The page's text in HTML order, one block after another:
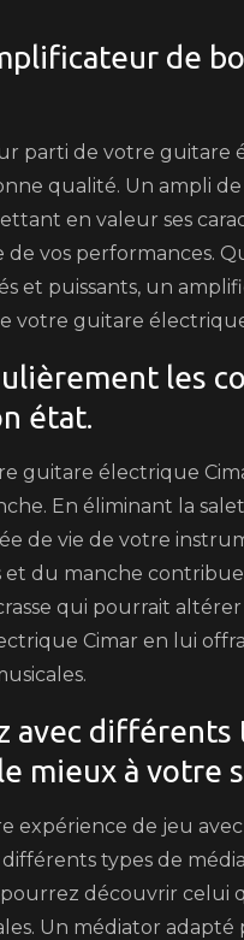
de
parti de votre guitare
qualité. Un ampli
en valeur ses
vos performances.
et puissants, un
votre guitare
les
état.
guitare électrique
En éliminant la
de vie de votre
et du manche
qui pourrait
Cimar en lui
avec
mieux à votre
expérience de jeu
types de
découvrir celui
Un médiator